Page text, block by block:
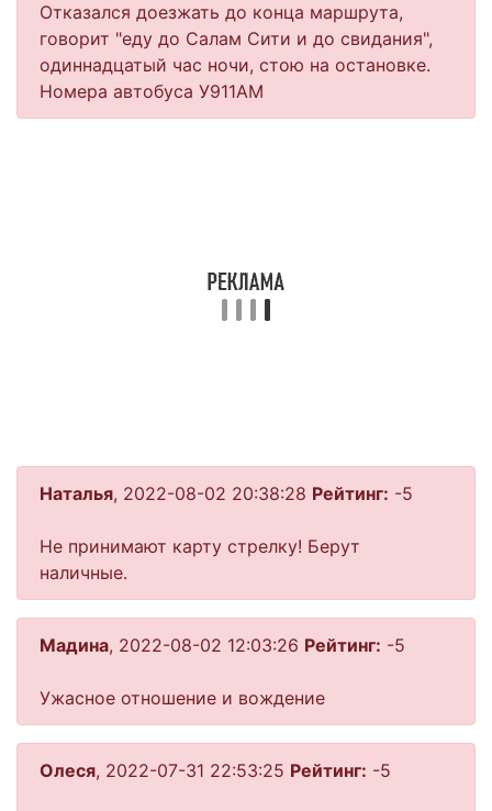
Отказался доезжать до конца маршрута,
говорит "еду до Салам Сити и до свидания",
одиннадцатый час ночи, стою на остановке.
Номера автобуса У911АМ
Наталья, 2022-08-02 20:38:28 Рейтинг: -5
Не принимают карту стрелку! Берут
наличные.
Мадина, 2022-08-02 12:03:26 Рейтинг: -5
Ужасное отношение и вождение
Олеся, 2022-07-31 22:53:25 Рейтинг: -5